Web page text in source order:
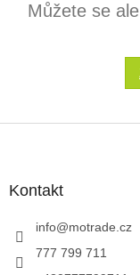
Můžete se
Kontakt
info@motrade.cz
777 799 711